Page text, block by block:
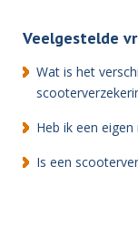
Veelgestelde
Wat is het
Heb ik een
Is een